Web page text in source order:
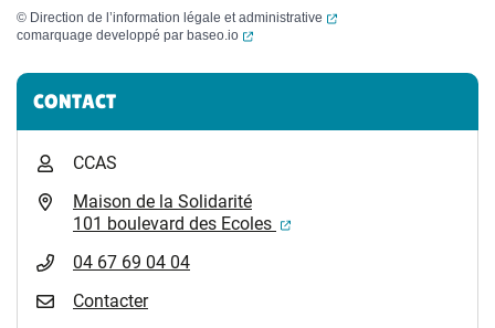
© Direction de l’information légale et administrative
(ouverture dans un
comarquage developpé par baseo.io (ouverture dans un nouvel onglet)
Informations complémentaires
CONTACT
CCAS
Maison de la Solidarité
101 boulevard des Ecoles
(ouverture dans un
04 67 69 04 04
Contacter